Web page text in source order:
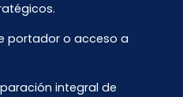
portador o acceso a
integral de